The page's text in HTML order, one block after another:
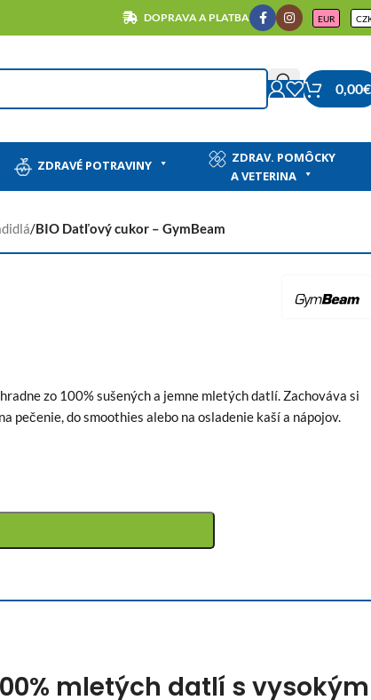
DOPRAVA A PLATBA EUR
0,00€
ZDRAVÉ POTRAVINY
ZDRAV. POMÔCKY
A VETERINA
/BIO Datľový cukor – GymBeam
zo 100% sušených a jemne mletých datlí. Zachováva si
pečenie, do smoothies alebo na osladenie kaší a nápojov.
mletých datlí s vysokým